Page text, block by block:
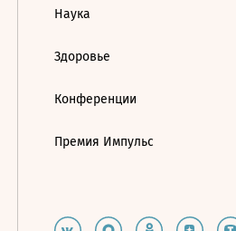
Наука
Здоровье
Конференции
Премия Импульс